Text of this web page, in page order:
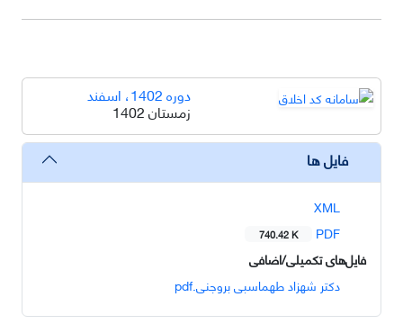
دوره 1402، اسفند
زمستان 1402
فایل ها
XML
PDF
740.42 K
فایل‌های تکمیلی/اضافی
دکتر شهزاد طهماسبی بروجنی.pdf